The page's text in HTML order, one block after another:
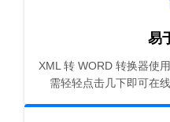
易
XML 转 WORD 转换器使
需轻轻点击几下即可在